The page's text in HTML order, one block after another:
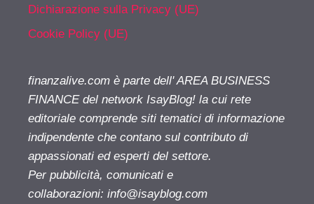
Dichiarazione sulla Privacy (UE)
Cookie Policy (UE)
finanzalive.com è parte dell' AREA BUSINESS
FINANCE del network IsayBlog! la cui rete
editoriale comprende siti tematici di informazione
indipendente che contano sul contributo di
appassionati ed esperti del settore.
Per pubblicità, comunicati e
collaborazioni: info@isayblog.com